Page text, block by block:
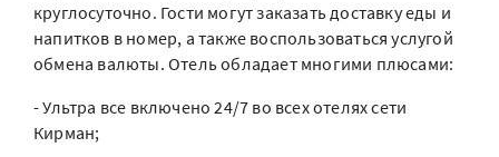
круглосуточно. Гости могут заказать доставку еды и
напитков в номер, а также воспользоваться услугой
обмена валюты. Отель обладает многими плюсами:
- Ультра все включено 24/7 во всех отелях сети
Кирман;